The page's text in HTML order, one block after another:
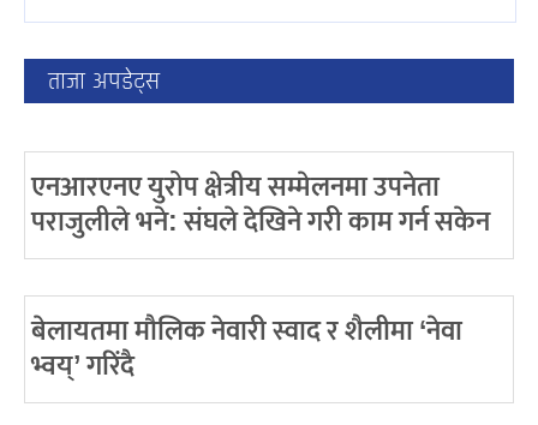
ताजा अपडेट्स
एनआरएनए युरोप क्षेत्रीय सम्मेलनमा उपनेता
पराजुलीले भने: संघले देखिने गरी काम गर्न सकेन
बेलायतमा मौलिक नेवारी स्वाद र शैलीमा ‘नेवा
भ्वय्’ गरिंदै